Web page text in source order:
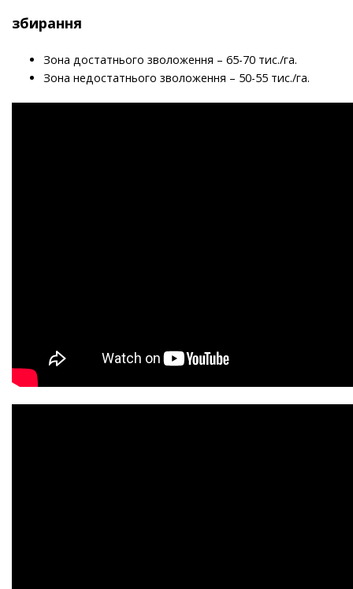
збирання
Зона достатнього зволоження – 65-70 тис./га.
Зона недостатнього зволоження – 50-55 тис./га.